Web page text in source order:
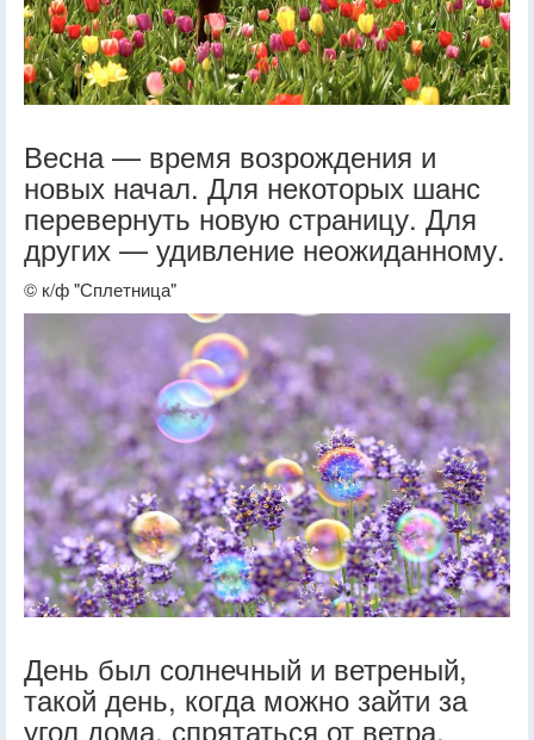
Весна — время возрождения и
новых начал. Для некоторых шанс
перевернуть новую страницу. Для
других — удивление неожиданному.
© к/ф "Сплетница"
День был солнечный и ветреный,
такой день, когда можно зайти за
угол дома, спрятаться от ветра,